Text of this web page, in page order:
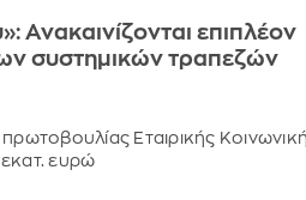
Ανακαινίζονται επιπλέον
συστημικών τραπεζών
Εταιρικής
ευρώ